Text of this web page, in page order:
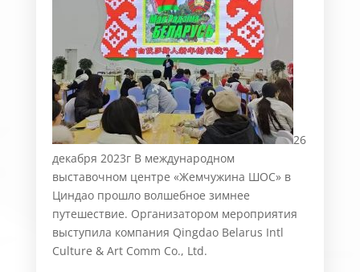
26
декабря 2023г В международном
выставочном центре «Жемчужина ШОС» в
Циндао прошло волшебное зимнее
путешествие. Организатором мероприятия
выступила компания Qingdao Belarus Intl
Culture & Art Comm Co., Ltd.